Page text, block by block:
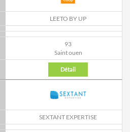
LEETO BY UP
93
Saint ouen
Détail
SEXTANT EXPERTISE